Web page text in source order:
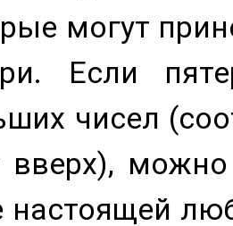
могут
Если
чисел
вверх),
настоящей